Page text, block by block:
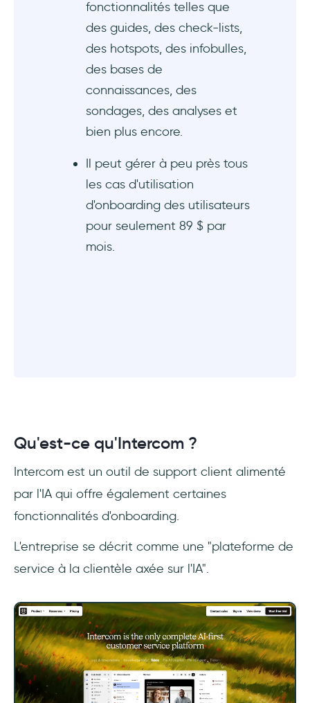
fonctionnalités telles que
des guides, des check-lists,
des hotspots, des infobulles,
des bases de
connaissances, des
sondages, des analyses et
bien plus encore.
Il peut gérer à peu près tous
les cas d'utilisation
d'onboarding des utilisateurs
pour seulement 89 $ par
mois.
Qu'est-ce qu'Intercom ?
Intercom est un outil de support client alimenté
par l'IA qui offre également certaines
fonctionnalités d'onboarding.
L'entreprise se décrit comme une "plateforme de
service à la clientèle axée sur l'IA".